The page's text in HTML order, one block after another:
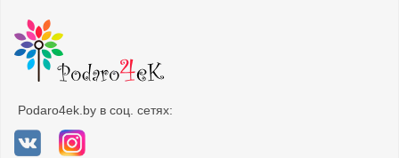
Podaro4ek.by в соц. сетях: